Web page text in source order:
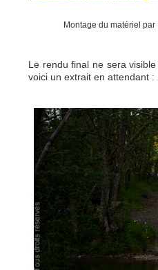
Montage du matériel par
Le rendu final ne sera visible
voici un extrait en attendant :